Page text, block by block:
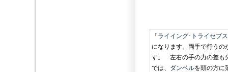
「 ライイング･トライセプ
になります。両手で行うの
す。 左右の手の力の差も
では、
ダンベルを頭の方に